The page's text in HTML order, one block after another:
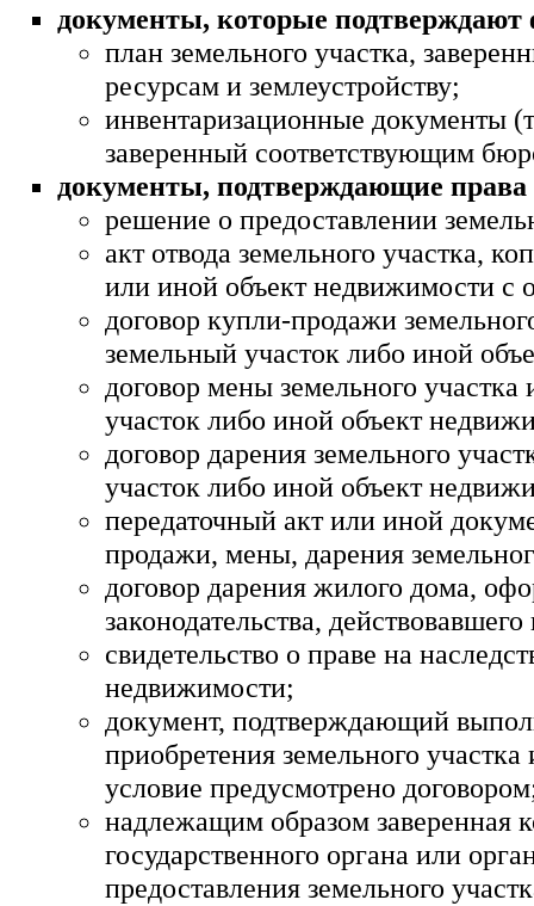
документы, которые
план земельного участка,
ресурсам и землеустройству;
инвентаризационные документы
заверенный соответствующим
документы, подтверждающие
решение о предоставлении
акт отвода земельного участка,
или иной объект недвижимости с
договор купли-продажи
земельный участок либо иной
договор мены земельного
участок либо иной объект
договор дарения земельного
участок либо иной объект
передаточный акт или иной
продажи, мены, дарения
договор дарения жилого дома,
законодательства,
свидетельство о праве на
недвижимости;
документ, подтверждающий
приобретения земельного
условие предусмотрено
надлежащим образом заверенная
государственного органа или
предоставления земельного